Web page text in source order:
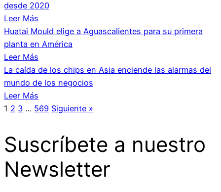
desde 2020
Leer Más
Huatai Mould elige a Aguascalientes para su primera
planta en América
Leer Más
La caída de los chips en Asia enciende las alarmas del
mundo de los negocios
Leer Más
1 2 3 … 569 Siguiente »
Suscríbete a nuestro
Newsletter